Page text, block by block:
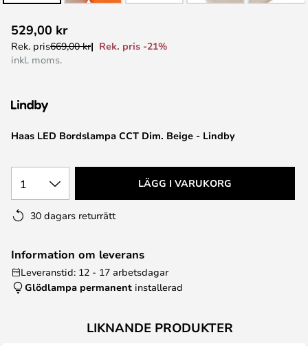
till
början
Haas LED Bordslampa CCT Dim. Beige - Lindby
529,00 kr
Rek. pris669,00 kr
Rek. pris -21%
inkl. moms.
1 LÄGG I VARUKORG
30 dagars returrätt
Information om leverans
Leveranstid: 12 - 17 arbetsdagar
Glödlampa permanent installerad
LIKNANDE PRODUKTER